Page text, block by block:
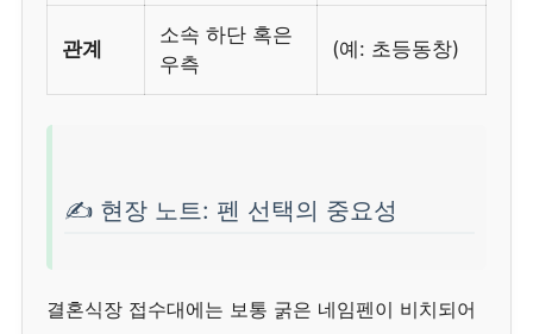
관계
소속 하단 혹은
우측
(예: 초등동창)
✍️ 현장 노트: 펜 선택의 중요성
결혼식장 접수대에는 보통 굵은 네임펜이 비치되어